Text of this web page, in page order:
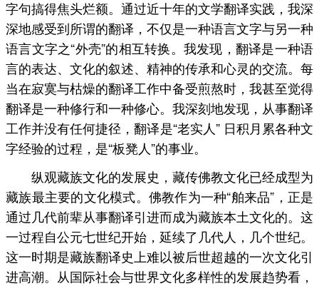
字句搞得焦头烂额。通过近十年的文学翻译实践，我深
深地感受到所谓的翻译，不仅是一种语言文字与另一种
语言文字之“外壳”的相互转换。我发现，翻译是一种语
言的表达、文化的叙述、精神的传承和心灵的交流。每
当在寂寞与枯燥的翻译工作中备受煎熬时，我甚至觉得
翻译是一种修行和一种修心。我深刻地发现，从事翻译
工作并没有任何捷径，翻译是“老实人” 日积月累各种文
字经验的过程，是“板凳人”的事业。
纵观藏族文化的发展史，藏传佛教文化已经成型为
藏族最主要的文化模式。佛教作为一种“舶来品”，正是
通过几代前辈从事翻译引进而成为藏族本土文化的。这
一过程自公元七世纪开始，延续了几代人，几个世纪。
这一时期是藏族翻译史上难以被后世超越的一次文化引
进高潮。从国际社会与世界文化多样性的发展趋势看，